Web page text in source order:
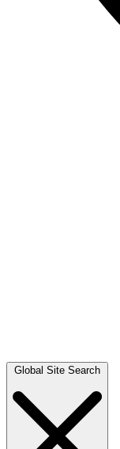
Global Site Search